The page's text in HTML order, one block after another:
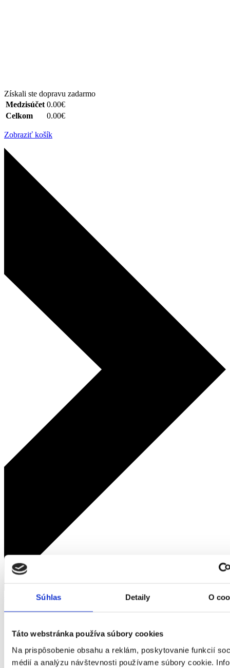
Súhlas Detaily O
Táto webstránka používa súbory cookies
Na prispôsobenie obsahu a reklám, poskytovanie funkcií
médií a analýzu návštevnosti používame súbory cookie.
Získali ste dopravu zadarmo
Medzisúčet 0.00€
Celkom
0.00€
Zobraziť košík
Domov
Doplnky
Pánske okuliare MUMER 906